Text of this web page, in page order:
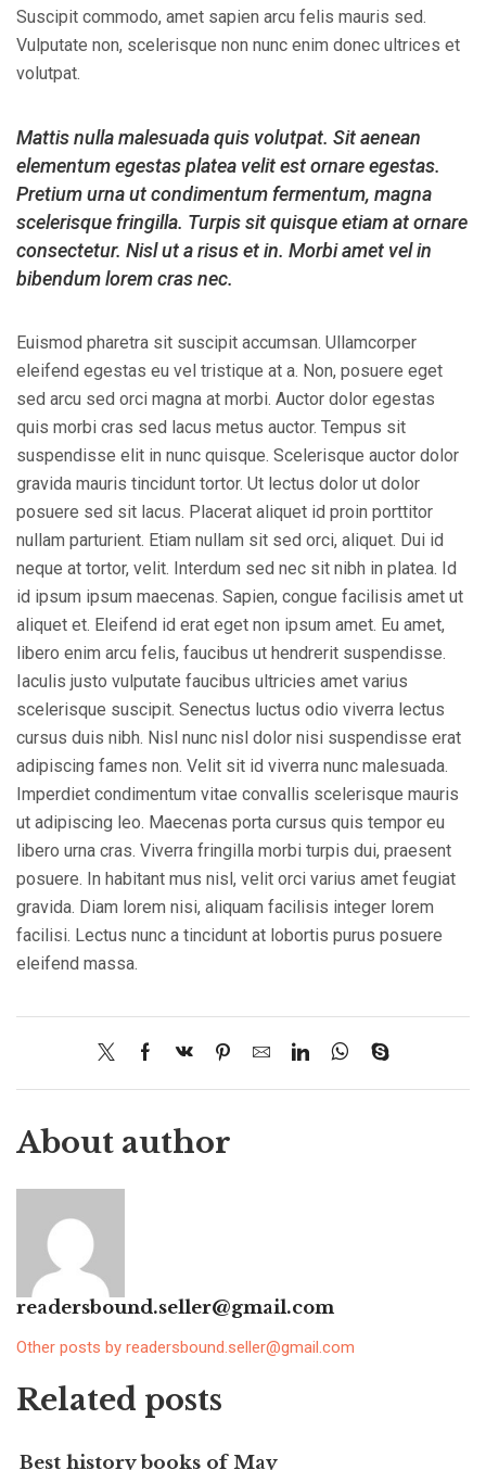
Suscipit commodo, amet sapien arcu felis mauris sed.
Vulputate non, scelerisque non nunc enim donec ultrices et
volutpat.
Mattis nulla malesuada quis volutpat. Sit aenean
elementum egestas platea velit est ornare egestas.
Pretium urna ut condimentum fermentum, magna
scelerisque fringilla. Turpis sit quisque etiam at ornare
consectetur. Nisl ut a risus et in. Morbi amet vel in
bibendum lorem cras nec.
Euismod pharetra sit suscipit accumsan. Ullamcorper
eleifend egestas eu vel tristique at a. Non, posuere eget
sed arcu sed orci magna at morbi. Auctor dolor egestas
quis morbi cras sed lacus metus auctor. Tempus sit
suspendisse elit in nunc quisque. Scelerisque auctor dolor
gravida mauris tincidunt tortor. Ut lectus dolor ut dolor
posuere sed sit lacus. Placerat aliquet id proin porttitor
nullam parturient. Etiam nullam sit sed orci, aliquet. Dui id
neque at tortor, velit. Interdum sed nec sit nibh in platea. Id
id ipsum ipsum maecenas. Sapien, congue facilisis amet ut
aliquet et. Eleifend id erat eget non ipsum amet. Eu amet,
libero enim arcu felis, faucibus ut hendrerit suspendisse.
Iaculis justo vulputate faucibus ultricies amet varius
scelerisque suscipit. Senectus luctus odio viverra lectus
cursus duis nibh. Nisl nunc nisl dolor nisi suspendisse erat
adipiscing fames non. Velit sit id viverra nunc malesuada.
Imperdiet condimentum vitae convallis scelerisque mauris
ut adipiscing leo. Maecenas porta cursus quis tempor eu
libero urna cras. Viverra fringilla morbi turpis dui, praesent
posuere. In habitant mus nisl, velit orci varius amet feugiat
gravida. Diam lorem nisi, aliquam facilisis integer lorem
facilisi. Lectus nunc a tincidunt at lobortis purus posuere
eleifend massa.
About author
readersbound.seller@gmail.com
Other posts by readersbound.seller@gmail.com
Related posts
Best history books of May